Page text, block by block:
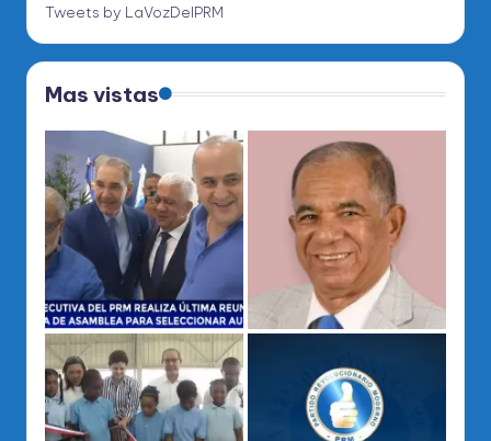
Tweets by LaVozDelPRM
Mas vistas